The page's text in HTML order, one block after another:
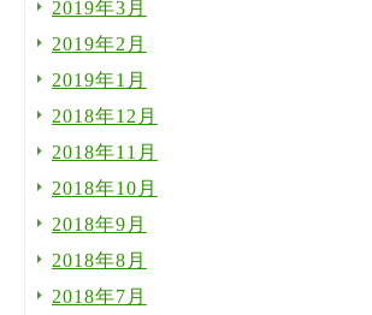
2019年3月
2019年2月
2019年1月
2018年12月
2018年11月
2018年10月
2018年9月
2018年8月
2018年7月